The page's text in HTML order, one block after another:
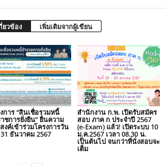
ยวข้อง เพิ่มเติมจากผู้เขียน
การ “สินเชื่อรวมหนี้
ชการยั่งยืน” ยื่นความ
งค์เข้าร่วมโครงการวัน
ธันวาคม 2567
สำนักงาน ก.พ. เปิดรับสมัคร
สอบ ภาค ก ประจำปี 2567
(e-Exam) แล้ว! เปิดระบบ 10
ม.ค.2567 เวลา 08.30 น.
เป็นต้นไป จนกว่าที่นั่งสอบจะ
เต็ม